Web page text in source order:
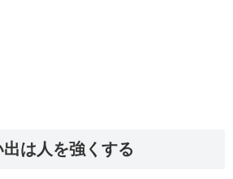
は人を強くする